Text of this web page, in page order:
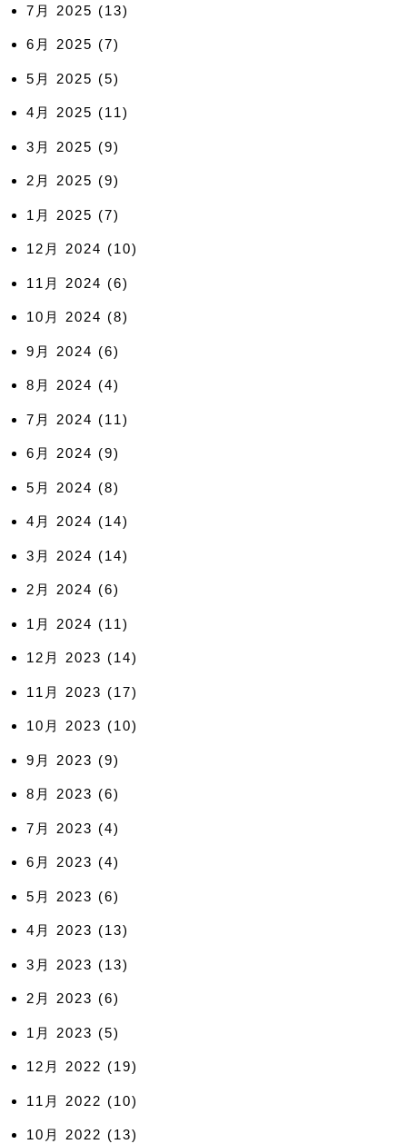
7月 2025 (13)
6月 2025 (7)
5月 2025 (5)
4月 2025 (11)
3月 2025 (9)
2月 2025 (9)
1月 2025 (7)
12月 2024 (10)
11月 2024 (6)
10月 2024 (8)
9月 2024 (6)
8月 2024 (4)
7月 2024 (11)
6月 2024 (9)
5月 2024 (8)
4月 2024 (14)
3月 2024 (14)
2月 2024 (6)
1月 2024 (11)
12月 2023 (14)
11月 2023 (17)
10月 2023 (10)
9月 2023 (9)
8月 2023 (6)
7月 2023 (4)
6月 2023 (4)
5月 2023 (6)
4月 2023 (13)
3月 2023 (13)
2月 2023 (6)
1月 2023 (5)
12月 2022 (19)
11月 2022 (10)
10月 2022 (13)